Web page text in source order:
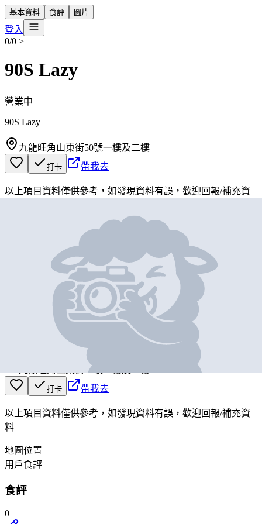
基本資料 食評 圖片
登入
0/0 >
90S Lazy
營業中
90S Lazy
九龍旺角山東街50號一樓及二樓
打卡 帶我去
以上項目資料僅供參考，如發現資料有誤，歡迎回報/補充資
90S Lazy
九龍旺角山東街50號一樓及二樓
打卡 帶我去
以上項目資料僅供參考，如發現資料有誤，歡迎回報/補充資
料
地圖位置
用戶食評
食評
0